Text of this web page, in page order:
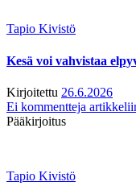
Tapio Kivistö
Kesä voi vahvistaa
Kirjoitettu 26.6.2026
Ei kommentteja
Pääkirjoitus
Tapio Kivistö